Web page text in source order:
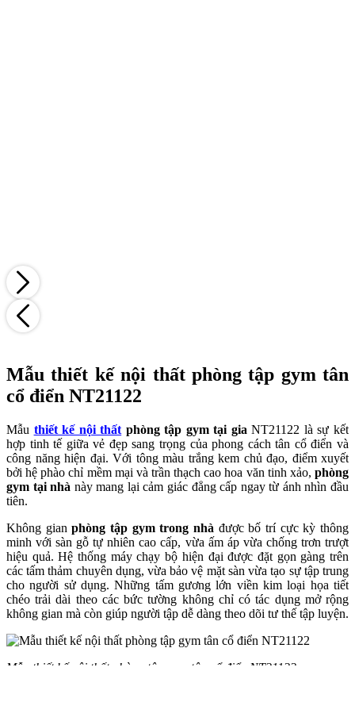
Mẫu thiết kế nội thất phòng tập gym tân
cổ điển NT21122
Mẫu thiết kế nội thất phòng tập gym tại gia NT21122 là sự kết
hợp tinh tế giữa vẻ đẹp sang trọng của phong cách tân cổ điển và
công năng hiện đại. Với tông màu trắng kem chủ đạo, điểm xuyết
bởi hệ phào chỉ mềm mại và trần thạch cao hoa văn tinh xảo, phòng
gym tại nhà này mang lại cảm giác đẳng cấp ngay từ ánh nhìn đầu
tiên.
Không gianphòng tập gym trong nhà được bố trí cực kỳ thông
minh với sàn gỗ tự nhiên cao cấp, vừa ấm áp vừa chống trơn trượt
hiệu quả. Hệ thống máy chạy bộ hiện đại được đặt gọn gàng trên
các tấm thảm chuyên dụng, vừa bảo vệ mặt sàn vừa tạo sự tập trung
cho người sử dụng. Những tấm gương lớn viền kim loại họa tiết
chéo trải dài theo các bức tường không chỉ có tác dụng mở rộng
không gian mà còn giúp người tập dễ dàng theo dõi tư thế tập luyện.
Mẫu thiết kế nội thất phòng tập gym tân cổ điển NT21122